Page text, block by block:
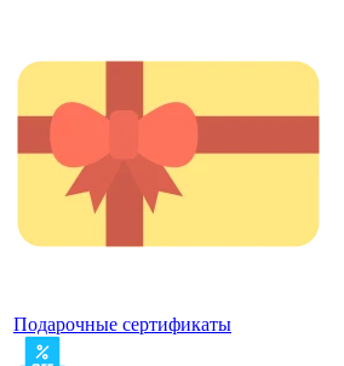
Подарочные сертификаты